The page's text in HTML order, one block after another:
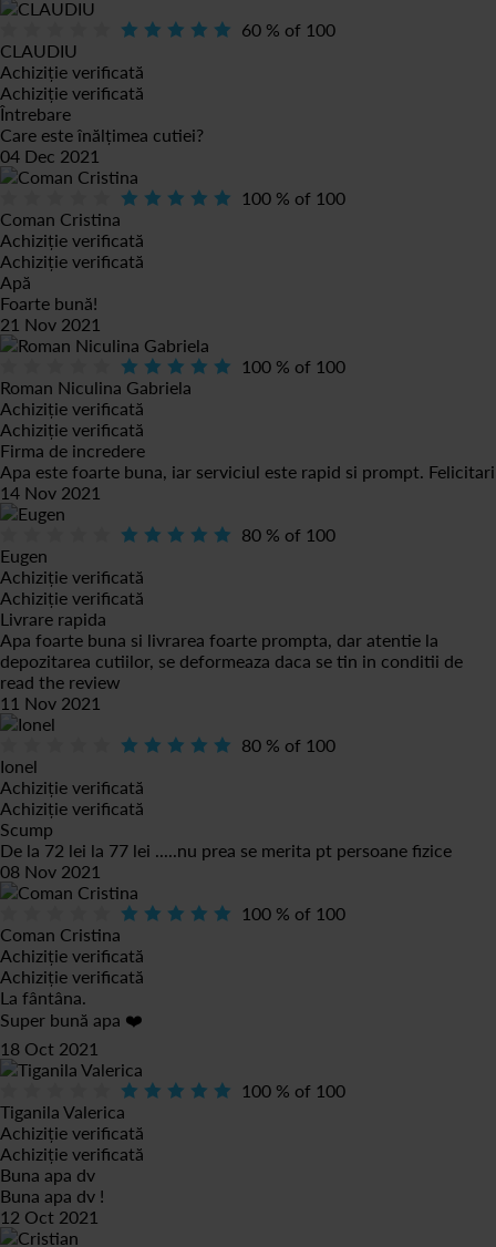
60 % of 100
CLAUDIU
Achiziție verificată
Achiziție verificată
Întrebare
Care este înălțimea cutiei?
04 Dec 2021
100 % of 100
Coman Cristina
Achiziție verificată
Achiziție verificată
Apă
Foarte bună!
21 Nov 2021
100 % of 100
Roman Niculina Gabriela
Achiziție verificată
Achiziție verificată
Firma de incredere
Apa este foarte buna, iar serviciul este rapid si prompt. Felicitari
14 Nov 2021
80 % of 100
Eugen
Achiziție verificată
Achiziție verificată
Livrare rapida
Apa foarte buna si livrarea foarte prompta, dar atentie la
depozitarea cutiilor, se deformeaza daca se tin in conditii de
read the review
11 Nov 2021
80 % of 100
Ionel
Achiziție verificată
Achiziție verificată
Scump
De la 72 lei la 77 lei .....nu prea se merita pt persoane fizice
08 Nov 2021
100 % of 100
Coman Cristina
Achiziție verificată
Achiziție verificată
La fântâna.
Super bună apa ❤️
18 Oct 2021
100 % of 100
Tiganila Valerica
Achiziție verificată
Achiziție verificată
Buna apa dv
Buna apa dv !
12 Oct 2021